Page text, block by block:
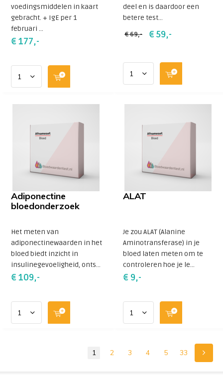
voedingsmiddelen in kaart
gebracht. + IgE per 1
februari ...
€ 177,-
deel en is daardoor een
betere test...
€ 69,- € 59,-
Adiponectine
bloedonderzoek
Het meten van
adiponectinewaarden in het
bloed biedt inzicht in
insulinegevoeligheid, onts...
€ 109,-
ALAT
Je zou ALAT (Alanine
Aminotransferase) in je
bloed laten meten om te
controleren hoe je le...
€ 9,-
1 2 3 4 5 33